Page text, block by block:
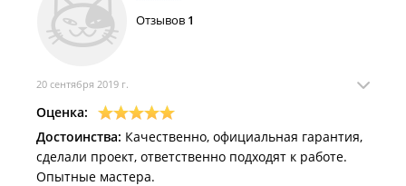
Отзывов 1
20 сентября 2019 г.
Оценка:
Достоинства: Качественно, официальная гарантия,
сделали проект, ответственно подходят к работе.
Опытные мастера.